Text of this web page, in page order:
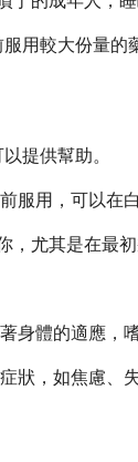
用較大份量
提供幫助。
服用，可以在
，尤其是在最
身體的適應，
狀，如焦慮、